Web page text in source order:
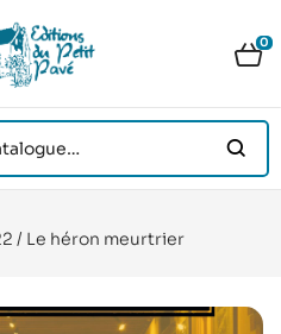
0
/ Le héron meurtrier